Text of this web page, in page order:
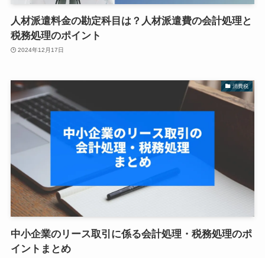
人材派遣料金の勘定科目は？人材派遣費の会計処理と
税務処理のポイント
2024年12月17日
消費税
中小企業のリース取引に係る会計処理・税務処理のポ
イントまとめ